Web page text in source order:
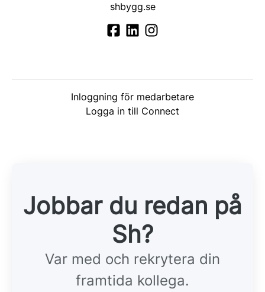
shbygg.se
Inloggning för medarbetare
Logga in till Connect
Jobbar du redan på
Sh?
Var med och rekrytera din
framtida kollega.